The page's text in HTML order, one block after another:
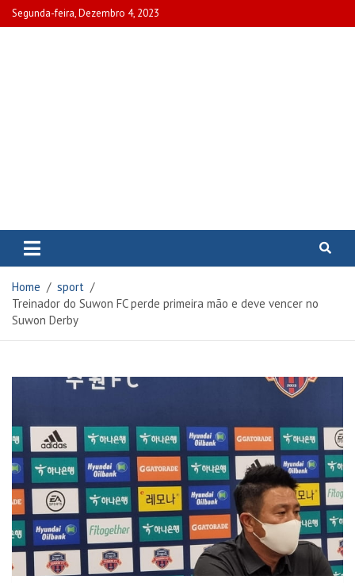
Skip
to
Segunda-feira, Dezembro 4, 2023
www.portalcascais.pt
recentes e veja programas de TV,
reportagens e podcasts
www.portalcascais.pt
Home
sport
Treinador do Suwon FC perde primeira mão e deve vencer no
Suwon Derby